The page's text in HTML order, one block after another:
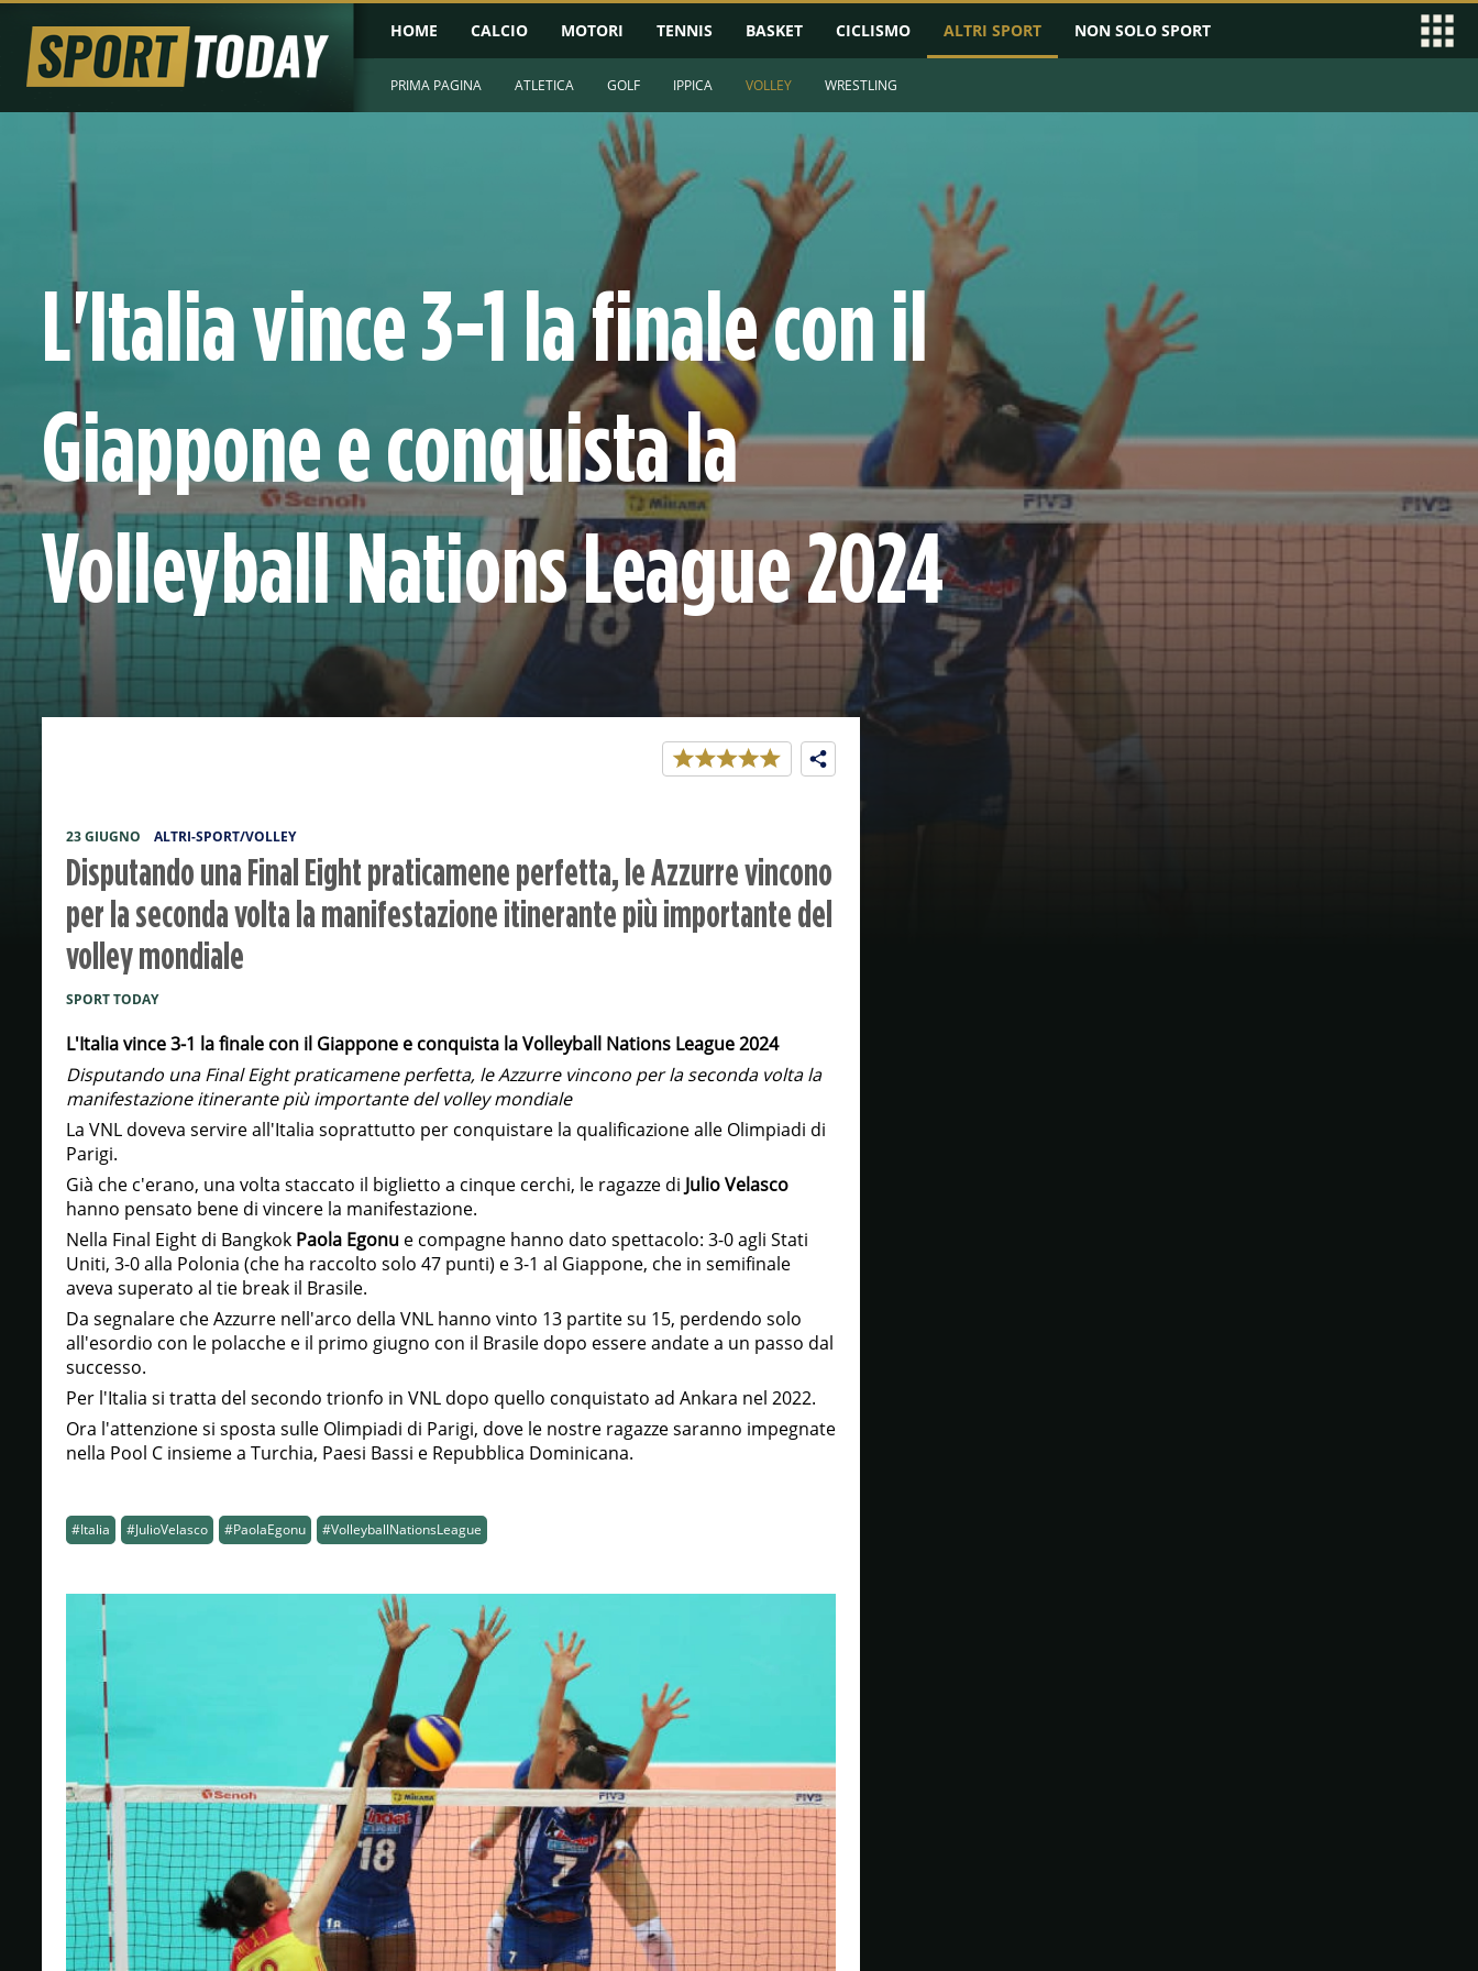
HOME CALCIO MOTORI TENNIS BASKET CICLISMO ALTRI SPORT NON SOLO SPORT
PRIMA PAGINA ATLETICA GOLF IPPICA VOLLEY WRESTLING
L'Italia vince 3-1 la finale con il
Giappone e conquista la
Volleyball Nations League 2024
23 GIUGNO ALTRI-SPORT/VOLLEY
Disputando una Final Eight praticamene perfetta, le Azzurre vincono
per la seconda volta la manifestazione itinerante più importante del
volley mondiale
SPORT TODAY
L'Italia vince 3-1 la finale con il Giappone e conquista la Volleyball Nations League 2024
Disputando una Final Eight praticamene perfetta, le Azzurre vincono per la seconda volta la
manifestazione itinerante più importante del volley mondiale
La VNL doveva servire all'Italia soprattutto per conquistare la qualificazione alle Olimpiadi di
Parigi.
Già che c'erano, una volta staccato il biglietto a cinque cerchi, le ragazze di Julio Velasco
hanno pensato bene di vincere la manifestazione.
Nella Final Eight di Bangkok Paola Egonue compagne hanno dato spettacolo: 3-0 agli Stati
Uniti, 3-0 alla Polonia (che ha raccolto solo 47 punti) e 3-1 al Giappone, che in semifinale
aveva superato al tie break il Brasile.
Da segnalare che Azzurre nell'arco della VNL hanno vinto 13 partite su 15, perdendo solo
all'esordio con le polacche e il primo giugno con il Brasile dopo essere andate a un passo dal
successo.
Per l'Italia si tratta del secondo trionfo in VNL dopo quello conquistato ad Ankara nel 2022.
Ora l'attenzione si sposta sulle Olimpiadi di Parigi, dove le nostre ragazze saranno impegnate
nella Pool C insieme a Turchia, Paesi Bassi e Repubblica Dominicana.
#Italia #JulioVelasco #PaolaEgonu #VolleyballNationsLeague